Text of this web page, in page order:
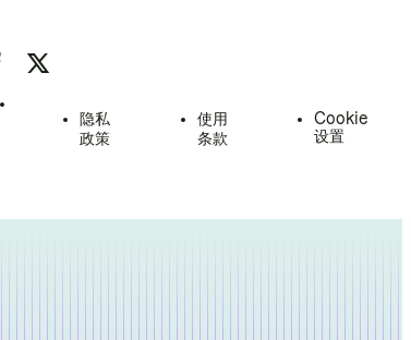
隐私
政策
使用
条款
Cookie
设置